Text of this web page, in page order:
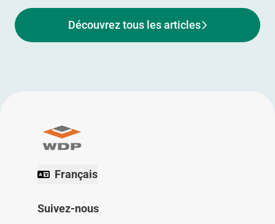
Découvrez tous les articles
Français
Suivez-nous